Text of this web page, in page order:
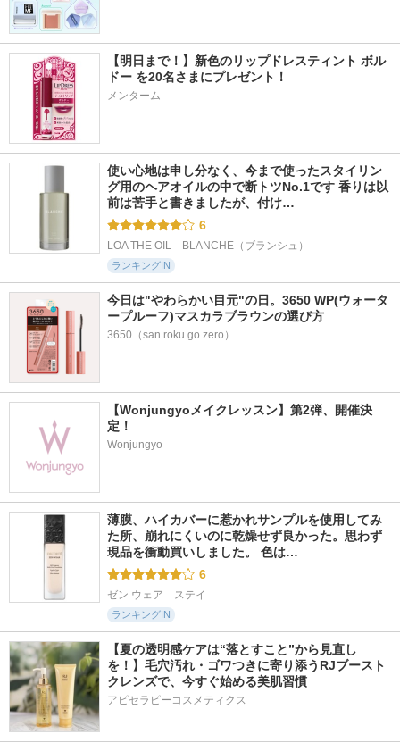
【明日まで！】新色のリップドレスティント ボル
ドー を20名さまにプレゼント！
メンターム
使い心地は申し分なく、今まで使ったスタイリン
グ用のヘアオイルの中で断トツNo.1です 香りは以
前は苦手と書きましたが、付け…
6
LOA THE OIL　BLANCHE（ブランシュ）
ランキングIN
今日は"やわらかい目元"の日。3650 WP(ウォータ
ープルーフ)マスカラブラウンの選び方
3650（san roku go zero）
【Wonjungyoメイクレッスン】第2弾、開催決
定！
Wonjungyo
薄膜、ハイカバーに惹かれサンプルを使用してみ
た所、崩れにくいのに乾燥せず良かった。思わず
現品を衝動買いしました。 色は…
6
ゼン ウェア　ステイ
ランキングIN
【夏の透明感ケアは“落とすこと”から見直し
を！】毛穴汚れ・ゴワつきに寄り添うRJブースト
クレンズで、今すぐ始める美肌習慣
アピセラピーコスメティクス